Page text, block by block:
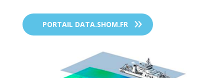
PORTAIL DATA.SHOM.FR